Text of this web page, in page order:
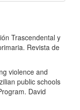
Trascendental y
Revista de
violence and
public schools
David